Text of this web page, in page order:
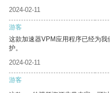
2024-02-11
游客
这款加速器VPM应用程序已经为
护。
2024-02-11
游客